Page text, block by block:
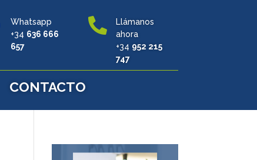
Whatsapp
+34 636 666
657

Llámanos
ahora
+34 952 215
747
CONTACTO